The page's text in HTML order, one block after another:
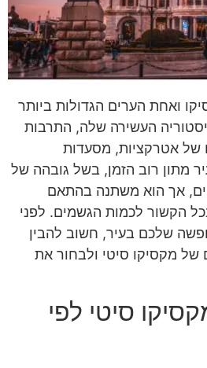
ואחת הערים הגדולות ביותר
העשירה שלה, התרבות
של אטרקציות, מסעדות
מתון רוב הזמן, בשל גובהה של
אך הוא משתנה בהתאם
הקשור לכמות הגשמים. לפני
שלכם בעיר, חשוב להבין
של מקסיקו סיטי ולבחור את
סיטי לפי